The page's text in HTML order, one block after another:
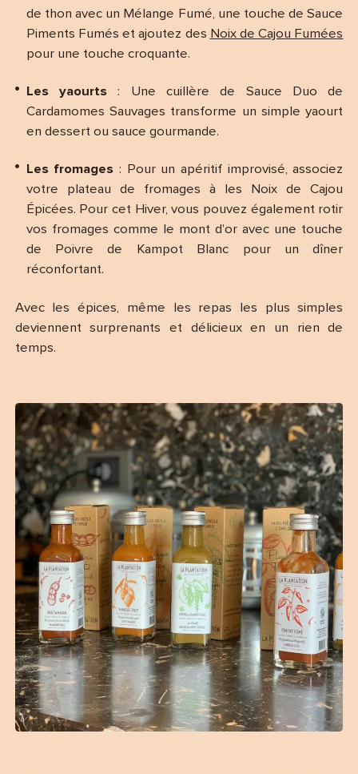
de thon avec un Mélange Fumé, une touche de Sauce
Piments Fumés et ajoutez des Noix de Cajou Fumées
pour une touche croquante.
Les yaourts : Une cuillère de Sauce Duo de
Cardamomes Sauvages transforme un simple yaourt
en dessert ou sauce gourmande.
Les fromages : Pour un apéritif improvisé, associez
votre plateau de fromages à les Noix de Cajou
Épicées. Pour cet Hiver, vous pouvez également rotir
vos fromages comme le mont d’or avec une touche
de Poivre de Kampot Blanc pour un dîner
réconfortant.
Avec les épices, même les repas les plus simples
deviennent surprenants et délicieux en un rien de
temps.